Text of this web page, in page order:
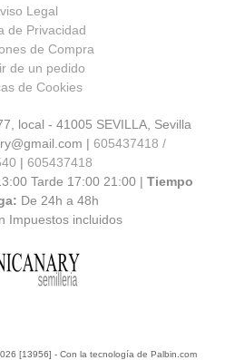
Legal
de Privacidad
de Compra
de un pedido
de Cookies
local - 41005 SEVILLA, Sevilla
| 605437418 /
| 605437418
Tarde 17:00 21:00 | Tiempo
De 24h a 48h
Impuestos incluidos
[13956] - Con la tecnología de Palbin.com